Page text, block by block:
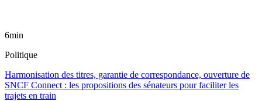
6min
Politique
Harmonisation des titres, garantie de correspondance, ouverture de
SNCF Connect : les propositions des sénateurs pour faciliter les
trajets en train